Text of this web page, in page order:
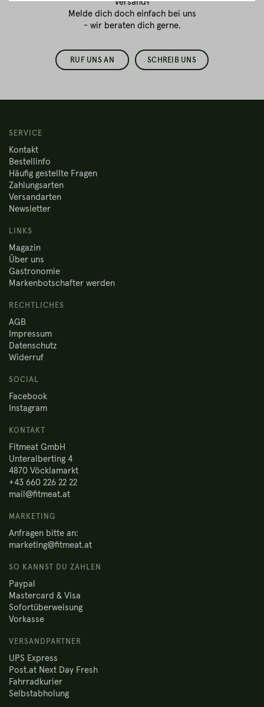
Versand?
Melde dich doch einfach bei uns
- wir beraten dich gerne.
RUF UNS AN SCHREIB UNS
SERVICE
Kontakt
Bestellinfo
Häufig gestellte Fragen
Zahlungsarten
Versandarten
Newsletter
LINKS
Magazin
Über uns
Gastronomie
Markenbotschafter werden
RECHTLICHES
AGB
Impressum
Datenschutz
Widerruf
SOCIAL
Facebook
Instagram
KONTAKT
Fitmeat GmbH
Unteralberting 4
4870 Vöcklamarkt
+43 660 226 22 22
mail@fitmeat.at
MARKETING
Anfragen bitte an:
marketing@fitmeat.at
SO KANNST DU ZAHLEN
Paypal
Mastercard & Visa
Sofortüberweisung
Vorkasse
VERSANDPARTNER
UPS Express
Post.at Next Day Fresh
Fahrradkurier
Selbstabholung